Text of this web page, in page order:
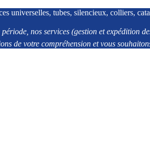
universelles, tubes, silencieux, colliers,
nos services (gestion et expédition
de votre compréhension et vous